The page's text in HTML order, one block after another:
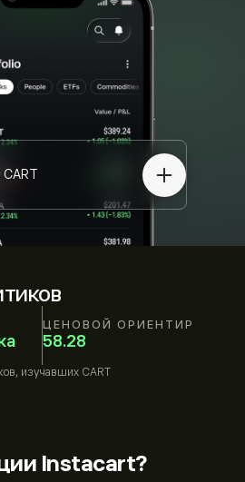
ЦЕНОВОЙ ОРИЕНТИР
58.28
изучавших CART
CART
Instacart?